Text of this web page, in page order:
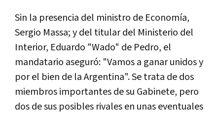
Sin la presencia del ministro de Economía,
Sergio Massa; y del titular del Ministerio del
Interior, Eduardo "Wado" de Pedro, el
mandatario aseguró: "Vamos a ganar unidos y
por el bien de la Argentina". Se trata de dos
miembros importantes de su Gabinete, pero
dos de sus posibles rivales en unas eventuales